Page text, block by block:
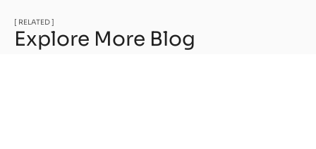
[ RELATED ]
Explore More Blog